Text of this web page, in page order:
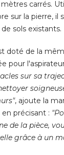
carrés.
sur la pierre, il
sols existants.
doté de la
pour
sur sa
, ajoute la
précisant :
de la pièce,
grâce à un